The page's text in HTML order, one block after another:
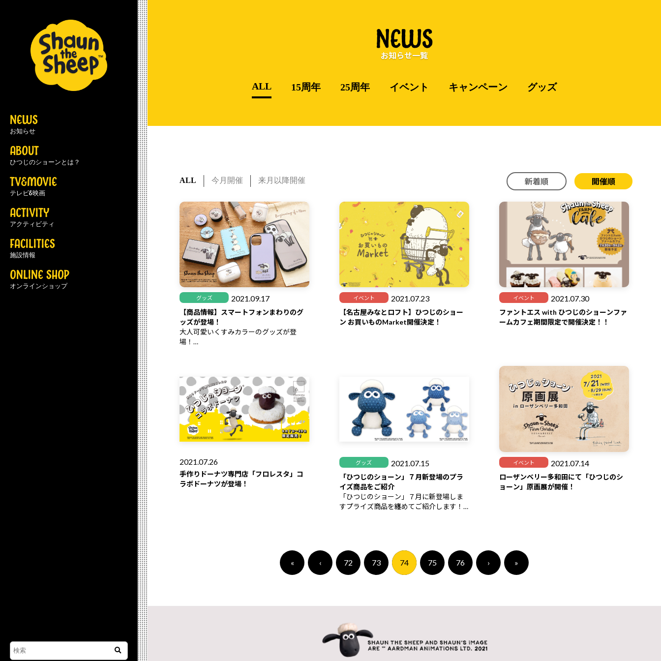
NEWS
お知らせ
ABOUT
ひつじのショーンとは？
TV&MOVIE
テレビ&映画
ACTIVITY
アクティビティ
FACILITIES
施設情報
ONLINE SHOP
オンラインショップ
NEWS
お知らせ一覧
ALL 15周年 25周年 イベント キャンペーン グッズ
ALL 今月開催 来月以降開催 新着順 開催順
グッズ 2021.09.17
【商品情報】スマートフォンまわりのグ
ッズが登場！
大人可愛いくすみカラーのグッズが登
場！
イベント 2021.07.23
【名古屋みなとロフト】ひつじのショー
ン お買いものMarket開催決定！
イベント 2021.07.30
ファントエス with ひつじのショーンファ
ームカフェ期間限定で開催決定！！
2021.07.26
⼿作りドーナツ専⾨店「フロレスタ」コ
ラボドーナツが登場！
グッズ 2021.07.15
「ひつじのショーン」７月新登場のプラ
イズ商品をご紹介
「ひつじのショーン」７月に新登場しま
すプライズ商品を纏めてご紹介します！
イベント 2021.07.14
ローザンベリー多和田にて「ひつじのシ
ョーン」原画展が開催！
« ‹ 72 73 74 75 76 › »